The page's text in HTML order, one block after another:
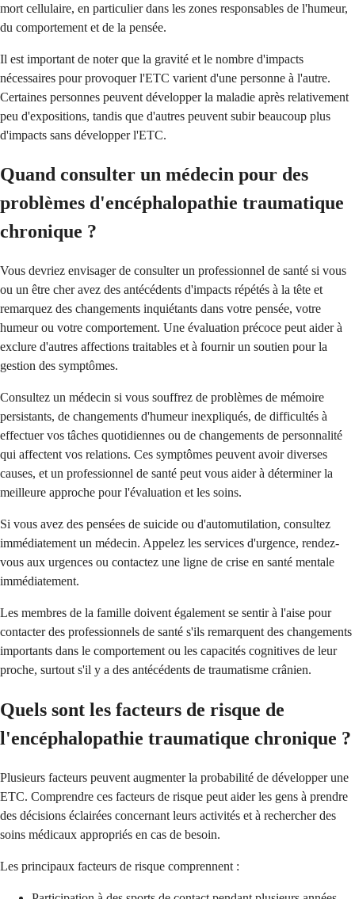
mort cellulaire, en particulier dans les zones responsables de l'humeur,
du comportement et de la pensée.
Il est important de noter que la gravité et le nombre d'impacts
nécessaires pour provoquer l'ETC varient d'une personne à l'autre.
Certaines personnes peuvent développer la maladie après relativement
peu d'expositions, tandis que d'autres peuvent subir beaucoup plus
d'impacts sans développer l'ETC.
Quand consulter un médecin pour des
problèmes d'encéphalopathie traumatique
chronique ?
Vous devriez envisager de consulter un professionnel de santé si vous
ou un être cher avez des antécédents d'impacts répétés à la tête et
remarquez des changements inquiétants dans votre pensée, votre
humeur ou votre comportement. Une évaluation précoce peut aider à
exclure d'autres affections traitables et à fournir un soutien pour la
gestion des symptômes.
Consultez un médecin si vous souffrez de problèmes de mémoire
persistants, de changements d'humeur inexpliqués, de difficultés à
effectuer vos tâches quotidiennes ou de changements de personnalité
qui affectent vos relations. Ces symptômes peuvent avoir diverses
causes, et un professionnel de santé peut vous aider à déterminer la
meilleure approche pour l'évaluation et les soins.
Si vous avez des pensées de suicide ou d'automutilation, consultez
immédiatement un médecin. Appelez les services d'urgence, rendez-
vous aux urgences ou contactez une ligne de crise en santé mentale
immédiatement.
Les membres de la famille doivent également se sentir à l'aise pour
contacter des professionnels de santé s'ils remarquent des changements
importants dans le comportement ou les capacités cognitives de leur
proche, surtout s'il y a des antécédents de traumatisme crânien.
Quels sont les facteurs de risque de
l'encéphalopathie traumatique chronique ?
Plusieurs facteurs peuvent augmenter la probabilité de développer une
ETC. Comprendre ces facteurs de risque peut aider les gens à prendre
des décisions éclairées concernant leurs activités et à rechercher des
soins médicaux appropriés en cas de besoin.
Les principaux facteurs de risque comprennent :